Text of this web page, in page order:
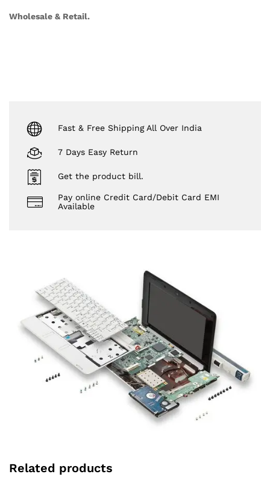
Wholesale & Retail.
Fast & Free Shipping All Over India
7 Days Easy Return
Get the product bill.
Pay online Credit Card/Debit Card EMI
Available
Related products